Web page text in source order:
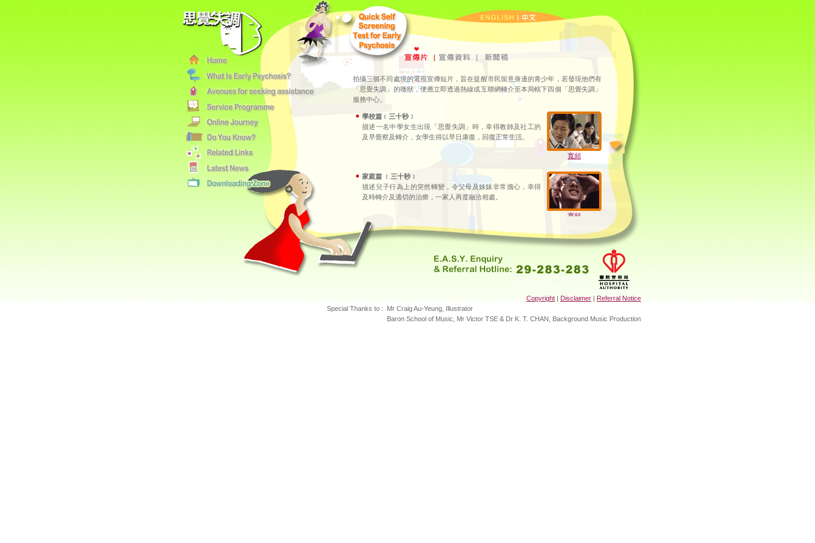
拍攝三個不同處境的電視宣傳短片，旨在提醒市民留意身邊的青少年，若發現他們有
「思覺失調」的徵狀，便應立即透過熱線或互聯網轉介至本局轄下四個「思覺失調」
服務中心。
學校篇﹝三十秒﹞
描述一名中學女生出現「思覺失調」時，幸得教師及社工的
及早覺察及轉介，女學生得以早日康復，回復正常生活。
寬頻
家庭篇 ﹝三十秒﹞
描述兒子行為上的突然轉變，令父母及妹妹非常擔心，幸得
及時轉介及適切的治療，一家人再度融洽相處。
寬頻
同事篇﹝三十秒﹞
描述青年因出現「思覺失調」，令工作表現失常，而同事相
處亦出現問題，幸得同事及時援手，轉介到「思覺失調」服
務中心，令他得以及早康復，繼續工作如常。
寬頻
由於經歷「思覺失調」的青少年不容易察覺本身的問題，他
們只會感到困擾、混亂和苦惱，需要身邊的父母、教師、社
Copyright | Disclaimer | Referral Notice
Special Thanks to : Mr Craig Au-Yeung, Illustrator
Baron School of Music, Mr Victor TSE & Dr K. T. CHAN, Background Music Production